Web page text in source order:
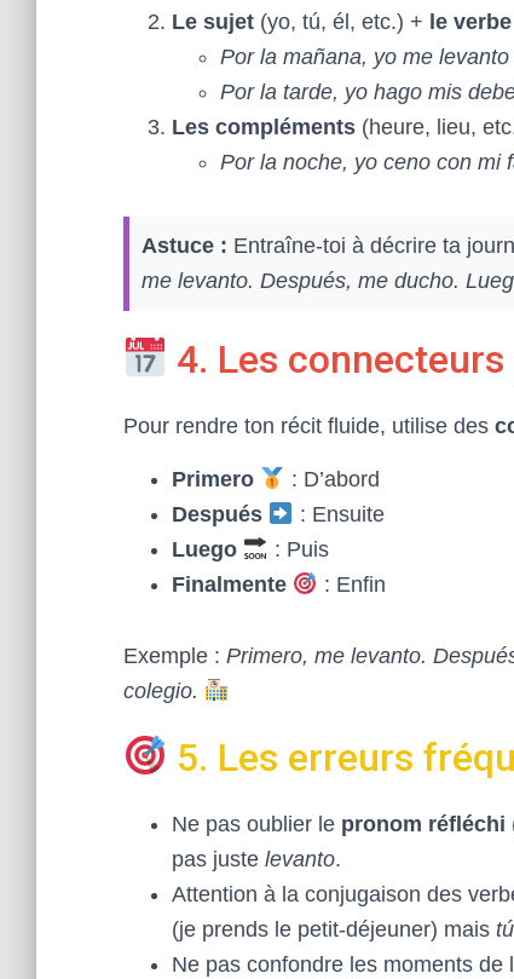
Le sujet (yo, tú, él, etc.) + le verbe
Por la mañana, yo me levanto
Por la tarde, yo hago mis
Les compléments (heure, lieu,
Por la noche, yo ceno con mi
Astuce : Entraîne-toi à décrire ta
me levanto. Después, me ducho.
4. Les
Pour rendre ton récit fluide, utilise des
Primero
: D’abord
Después
: Ensuite
Luego
: Puis
Finalmente
: Enfin
Exemple : Primero, me levanto.
colegio.
5. Les erreurs
Ne pas oublier le pronom réfléchi
pas juste levanto.
Attention à la conjugaison des
(je prends le petit-déjeuner) mais
Ne pas confondre les moments de